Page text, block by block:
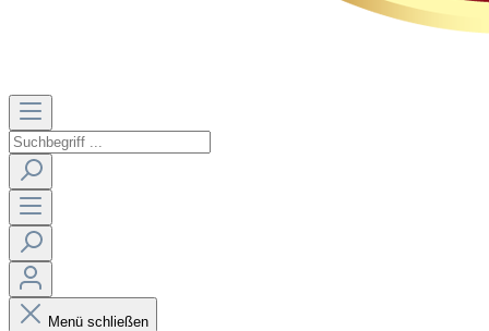
Menü schließen